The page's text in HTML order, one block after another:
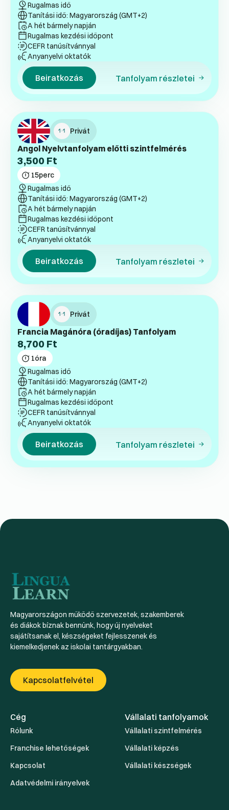
Rugalmas idő
Tanítási idő: Magyarország (GMT+2)
A hét bármely napján
Rugalmas kezdési időpont
CEFR tanúsítvánnyal
Anyanyelvi oktatók
Beiratkozás Tanfolyam részletei
Privát
Angol Nyelvtanfolyam előtti szintfelmérés
3,500 Ft
15perc
Rugalmas idő
Tanítási idő: Magyarország (GMT+2)
A hét bármely napján
Rugalmas kezdési időpont
CEFR tanúsítvánnyal
Anyanyelvi oktatók
Beiratkozás Tanfolyam részletei
Privát
Francia Magánóra (óradíjas) Tanfolyam
8,700 Ft
1óra
Rugalmas idő
Tanítási idő: Magyarország (GMT+2)
A hét bármely napján
Rugalmas kezdési időpont
CEFR tanúsítvánnyal
Anyanyelvi oktatók
Beiratkozás Tanfolyam részletei
Magyarországon működő szervezetek, szakemberek
és diákok bíznak bennünk, hogy új nyelveket
sajátítsanak el, készségeket fejlesszenek és
kiemelkedjenek az iskolai tantárgyakban.
Kapcsolatfelvétel
Cég
Rólunk
Franchise lehetőségek
Kapcsolat
Adatvédelmi irányelvek
Vállalati tanfolyamok
Vállalati szintfelmérés
Vállalati képzés
Vállalati készségek